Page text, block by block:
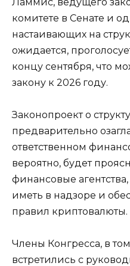
комитете в Сенате и
настаивающих на
ожидается,
концу сентября, что
закону к 2026 году.
Законопроект о
предварительно
ответственном
вероятно, будет
финансовые
иметь в надзоре и
правил криптовалюты.
Члены Конгресса, в
встретились с